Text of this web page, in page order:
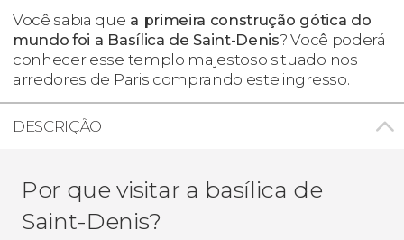
Você sabia que a primeira construção gótica do
mundo foi a Basílica de Saint-Denis? Você poderá
conhecer esse templo majestoso situado nos
arredores de Paris comprando este ingresso.
DESCRIÇÃO
Por que visitar a basílica de
Saint-Denis?